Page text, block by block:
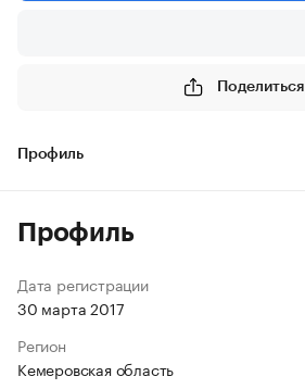
Поделиться
Профиль
Профиль
Дата регистрации
30 марта 2017
Регион
Кемеровская область